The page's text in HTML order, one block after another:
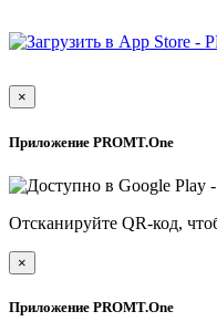
×
Приложение PROMT.One
Отсканируйте QR-код,
×
Приложение PROMT.One